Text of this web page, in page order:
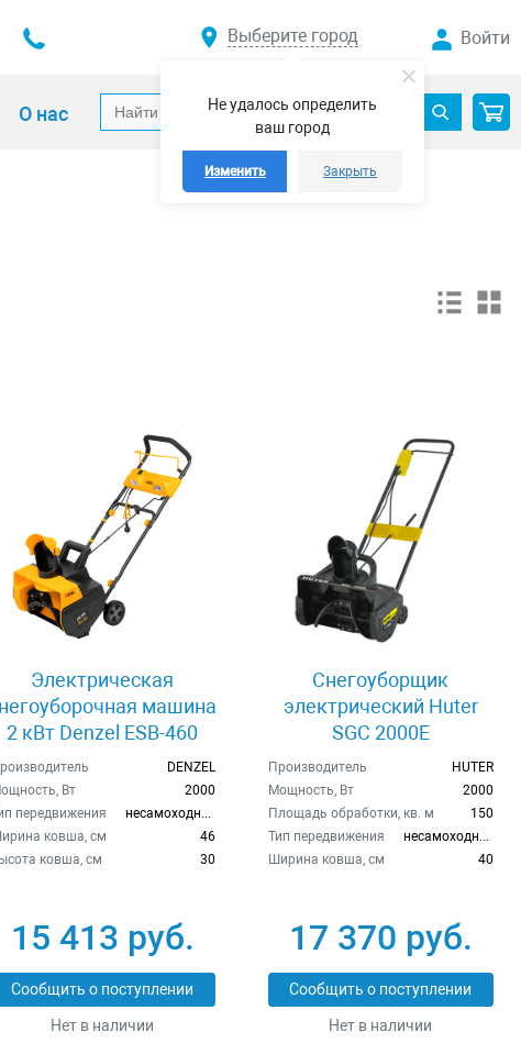
Не удалось определить
ваш город
Изменить Закрыть
Выберите город Войти
О нас
Электрическая
машина
2 кВт Denzel ESB-460
DENZEL
Вт
2000
передвижения
несамоходный
ковша, см
46
ковша, см
30
15 413 руб.
Сообщить о поступлении
Нет в наличии
Снегоуборщик
электрический Huter
SGC 2000E
Производитель
HUTER
Мощность, Вт
2000
Площадь обработки, кв. м
150
Тип передвижения
несамоходный
Ширина ковша, см
40
17 370 руб.
Сообщить о поступлении
Нет в наличии